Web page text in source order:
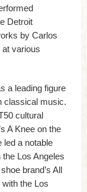
Detroit
by Carlos
various
a leading figure
classical music.
cultural
A Knee on the
led a notable
Los Angeles
brand’s All
the Los